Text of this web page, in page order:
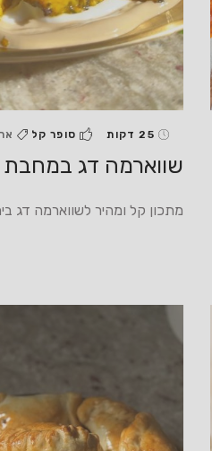
סופר קל
שווארמה דג במחבת
מתכון קל ומהיר לשווארמה דג